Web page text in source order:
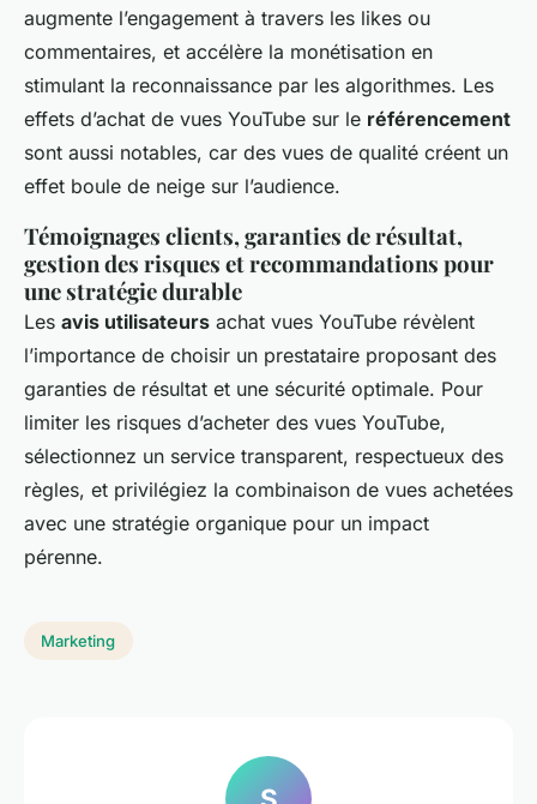
augmente l’engagement à travers les likes ou
commentaires, et accélère la monétisation en
stimulant la reconnaissance par les algorithmes. Les
effets d’achat de vues YouTube sur le référencement
sont aussi notables, car des vues de qualité créent un
effet boule de neige sur l’audience.
Témoignages clients, garanties de résultat,
gestion des risques et recommandations pour
une stratégie durable
Les avis utilisateurs achat vues YouTube révèlent
l’importance de choisir un prestataire proposant des
garanties de résultat et une sécurité optimale. Pour
limiter les risques d’acheter des vues YouTube,
sélectionnez un service transparent, respectueux des
règles, et privilégiez la combinaison de vues achetées
avec une stratégie organique pour un impact
pérenne.
Marketing